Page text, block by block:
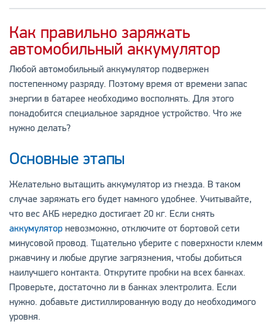
Как правильно заряжать
автомобильный аккумулятор
Любой автомобильный аккумулятор подвержен
постепенному разряду. Поэтому время от времени запас
энергии в батарее необходимо восполнять. Для этого
понадобится специальное зарядное устройство. Что же
нужно делать?
Основные этапы
Желательно вытащить аккумулятор из гнезда. В таком
случае заряжать его будет намного удобнее. Учитывайте,
что вес АКБ нередко достигает 20 кг. Если снять
аккумуляторневозможно, отключите от бортовой сети
минусовой провод. Тщательно уберите с поверхности клемм
ржавчину и любые другие загрязнения, чтобы добиться
наилучшего контакта. Открутите пробки на всех банках.
Проверьте, достаточно ли в банках электролита. Если
нужно. добавьте дистиллированную воду до необходимого
уровня.